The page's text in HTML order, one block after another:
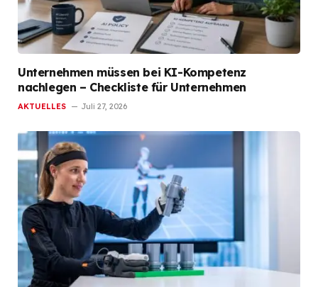
Unternehmen müssen bei KI-Kompetenz
nachlegen – Checkliste für Unternehmen
AKTUELLES Juli 27, 2026